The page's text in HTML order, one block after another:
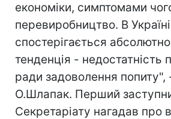
економіки, симптомами
перевиробництво. В Україні
спостерігається
тенденція - недостатність
ради задоволення попиту",
О.Шлапак. Перший
Секретаріату нагадав про